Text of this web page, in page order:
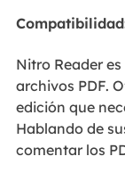
Nitro Reader
archivos PDF.
edición que
Hablando de
comentar los